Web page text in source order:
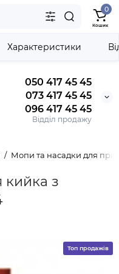
050 417 45 45
073 417 45 45
096 417 45 45
Відділ продажу
0
Кошик
Мопи та насадки для
з
Характеристики
Топ продажів